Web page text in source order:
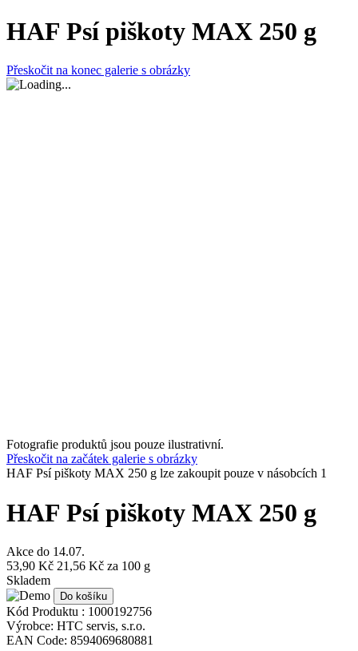
HAF Psí piškoty MAX 250 g
Přeskočit na konec galerie s obrázky
Fotografie produktů jsou pouze ilustrativní.
Přeskočit na začátek galerie s obrázky
HAF Psí piškoty MAX 250 g lze zakoupit pouze v násobcích 1
HAF Psí piškoty MAX 250 g
Akce do 14.07.
53,90 Kč 21,56 Kč za 100 g
Skladem
Do košíku
Kód Produktu : 1000192756
Výrobce: HTC servis, s.r.o.
EAN Code: 8594069680881